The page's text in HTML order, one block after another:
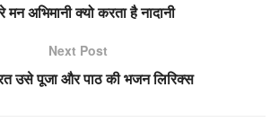
मन अभिमानी क्यो करता है नादानी
Next Post
उसे पूजा और पाठ की भजन लिरिक्स